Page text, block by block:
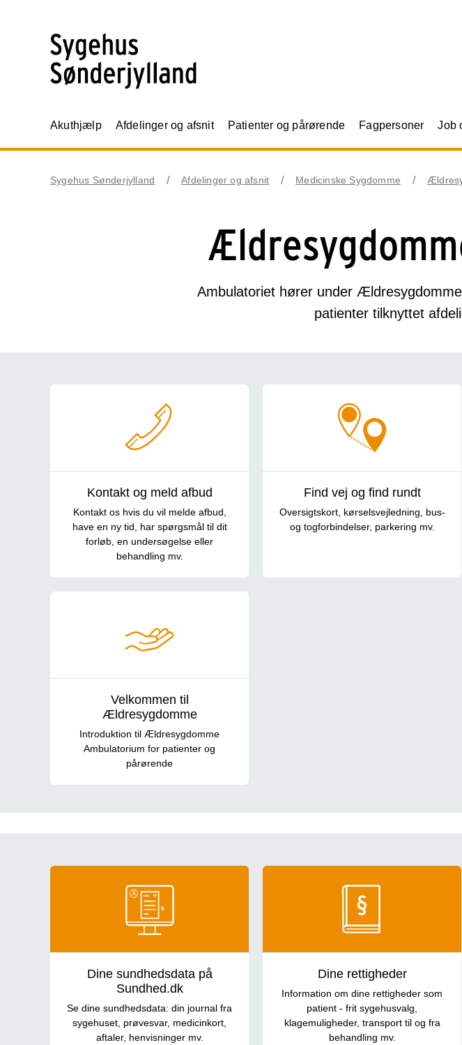
Akuthjælp Afdelinger og afsnit Patienter og pårørende Fagpersoner Job
Sygehus Sønderjylland Afdelinger og afsnit Medicinske Sygdomme
Ambulatoriet hører under
patienter tilknyttet
Kontakt og meld afbud
Kontakt os hvis du vil melde afbud,
have en ny tid, har spørgsmål til dit
forløb, en undersøgelse eller
behandling mv.
Find vej og find rundt
Oversigtskort, kørselsvejledning, bus-
og togforbindelser, parkering mv.
Velkommen til
Ældresygdomme
Introduktion til Ældresygdomme
Ambulatorium for patienter og
pårørende
Generel information
Dine sundhedsdata på
Sundhed.dk
Se dine sundhedsdata: din journal fra
sygehuset, prøvesvar, medicinkort,
aftaler, henvisninger mv.
Dine rettigheder
Information om dine rettigheder som
patient - frit sygehusvalg,
klagemuligheder, transport til og fra
behandling mv.